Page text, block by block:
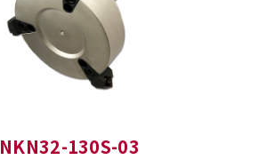
NKN32-130S-03